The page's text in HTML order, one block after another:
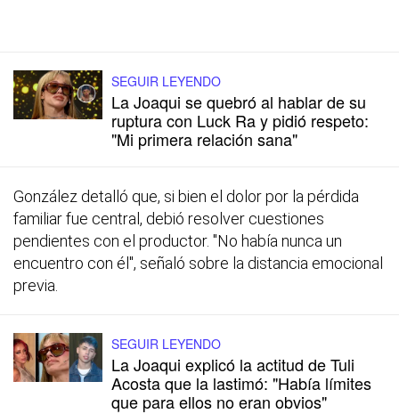
SEGUIR LEYENDO
La Joaqui se quebró al hablar de su
ruptura con Luck Ra y pidió respeto:
"Mi primera relación sana"
González detalló que, si bien el dolor por la pérdida
familiar fue central, debió resolver cuestiones
pendientes con el productor. "No había nunca un
encuentro con él", señaló sobre la distancia emocional
previa.
SEGUIR LEYENDO
La Joaqui explicó la actitud de Tuli
Acosta que la lastimó: "Había límites
que para ellos no eran obvios"